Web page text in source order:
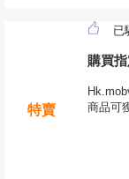
特賣
已
購買
商品可